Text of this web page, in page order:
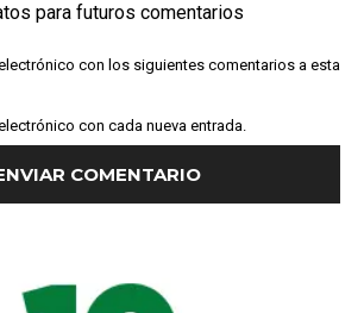
para futuros comentarios
con los siguientes comentarios a esta
con cada nueva entrada.